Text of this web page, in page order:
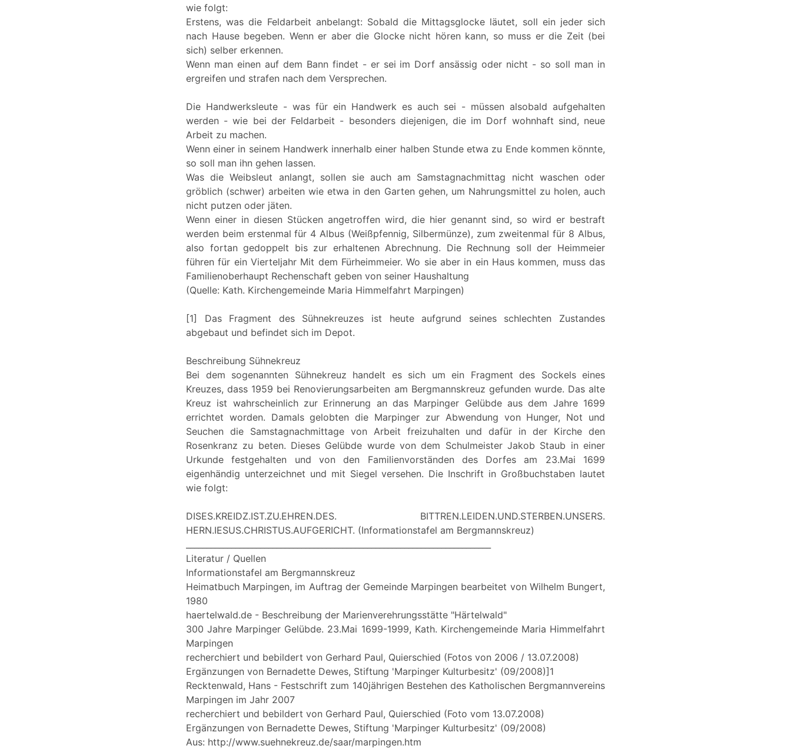
wie folgt:
Erstens, was die Feldarbeit anbelangt: Sobald die Mittagsglocke läutet, soll ein jeder sich
nach Hause begeben. Wenn er aber die Glocke nicht hören kann, so muss er die Zeit (bei
sich) selber erkennen.
Wenn man einen auf dem Bann findet - er sei im Dorf ansässig oder nicht - so soll man in
ergreifen und strafen nach dem Versprechen.
Die Handwerksleute - was für ein Handwerk es auch sei - müssen alsobald aufgehalten
werden - wie bei der Feldarbeit - besonders diejenigen, die im Dorf wohnhaft sind, neue
Arbeit zu machen.
Wenn einer in seinem Handwerk innerhalb einer halben Stunde etwa zu Ende kommen könnte,
so soll man ihn gehen lassen.
Was die Weibsleut anlangt, sollen sie auch am Samstagnachmittag nicht waschen oder
gröblich (schwer) arbeiten wie etwa in den Garten gehen, um Nahrungsmittel zu holen, auch
nicht putzen oder jäten.
Wenn einer in diesen Stücken angetroffen wird, die hier genannt sind, so wird er bestraft
werden beim erstenmal für 4 Albus (Weißpfennig, Silbermünze), zum zweitenmal für 8 Albus,
also fortan gedoppelt bis zur erhaltenen Abrechnung. Die Rechnung soll der Heimmeier
führen für ein Vierteljahr Mit dem Fürheimmeier. Wo sie aber in ein Haus kommen, muss das
Familienoberhaupt Rechenschaft geben von seiner Haushaltung
(Quelle: Kath. Kirchengemeinde Maria Himmelfahrt Marpingen)
[1] Das Fragment des Sühnekreuzes ist heute aufgrund seines schlechten Zustandes
abgebaut und befindet sich im Depot.
Beschreibung Sühnekreuz
Bei dem sogenannten Sühnekreuz handelt es sich um ein Fragment des Sockels eines
Kreuzes, dass 1959 bei Renovierungsarbeiten am Bergmannskreuz gefunden wurde. Das alte
Kreuz ist wahrscheinlich zur Erinnerung an das Marpinger Gelübde aus dem Jahre 1699
errichtet worden. Damals gelobten die Marpinger zur Abwendung von Hunger, Not und
Seuchen die Samstagnachmittage von Arbeit freizuhalten und dafür in der Kirche den
Rosenkranz zu beten. Dieses Gelübde wurde von dem Schulmeister Jakob Staub in einer
Urkunde festgehalten und von den Familienvorständen des Dorfes am 23.Mai 1699
eigenhändig unterzeichnet und mit Siegel versehen. Die Inschrift in Großbuchstaben lautet
wie folgt:
DISES.KREIDZ.IST.ZU.EHREN.DES. BITTREN.LEIDEN.UND.STERBEN.UNSERS.
HERN.IESUS.CHRISTUS.AUFGERICHT. (Informationstafel am Bergmannskreuz)
Literatur / Quellen
Informationstafel am Bergmannskreuz
Heimatbuch Marpingen, im Auftrag der Gemeinde Marpingen bearbeitet von Wilhelm Bungert,
1980
haertelwald.de - Beschreibung der Marienverehrungsstätte "Härtelwald"
300 Jahre Marpinger Gelübde. 23.Mai 1699-1999, Kath. Kirchengemeinde Maria Himmelfahrt
Marpingen
recherchiert und bebildert von Gerhard Paul, Quierschied (Fotos von 2006 / 13.07.2008)
Ergänzungen von Bernadette Dewes, Stiftung 'Marpinger Kulturbesitz' (09/2008)]1
Recktenwald, Hans - Festschrift zum 140jährigen Bestehen des Katholischen Bergmannvereins
Marpingen im Jahr 2007
recherchiert und bebildert von Gerhard Paul, Quierschied (Foto vom 13.07.2008)
Ergänzungen von Bernadette Dewes, Stiftung 'Marpinger Kulturbesitz' (09/2008)
Aus: http://www.suehnekreuz.de/saar/marpingen.htm